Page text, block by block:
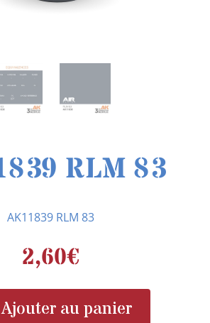
RLM 83
AK11839 RLM 83
2,60€
Ajouter au panier